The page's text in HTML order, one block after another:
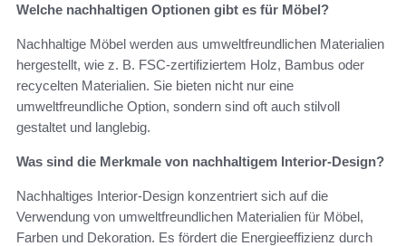
Welche nachhaltigen Optionen gibt es für Möbel?
Nachhaltige Möbel werden aus umweltfreundlichen Materialien
hergestellt, wie z. B. FSC-zertifiziertem Holz, Bambus oder
recycelten Materialien. Sie bieten nicht nur eine
umweltfreundliche Option, sondern sind oft auch stilvoll
gestaltet und langlebig.
Was sind die Merkmale von nachhaltigem Interior-Design?
Nachhaltiges Interior-Design konzentriert sich auf die
Verwendung von umweltfreundlichen Materialien für Möbel,
Farben und Dekoration. Es fördert die Energieeffizienz durch